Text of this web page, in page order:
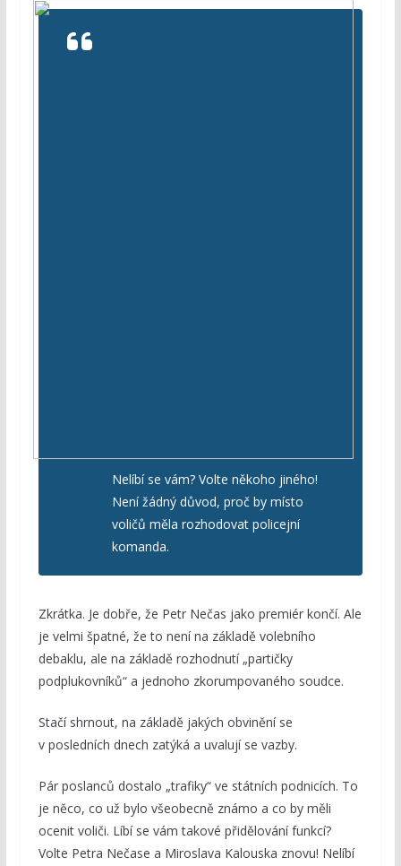
Nelíbí se vám? Volte někoho jiného!
Není žádný důvod, proč by místo
voličů měla rozhodovat policejní
komanda.
Zkrátka. Je dobře, že Petr Nečas jako premiér končí. Ale
je velmi špatné, že to není na základě volebního
debaklu, ale na základě rozhodnutí „partičky
podplukovníků“ a jednoho zkorumpovaného soudce.
Stačí shrnout, na základě jakých obvinění se
v posledních dnech zatýká a uvalují se vazby.
Pár poslanců dostalo „trafiky“ ve státních podnicích. To
je něco, co už bylo všeobecně známo a co by měli
ocenit voliči. Líbí se vám takové přidělování funkcí?
Volte Petra Nečase a Miroslava Kalouska znovu! Nelíbí